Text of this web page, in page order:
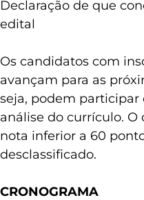
Declaração de que
edital
Os candidatos com
avançam para as
seja, podem
análise do currículo.
nota inferior a 60
desclassificado.
CRONOGRAMA